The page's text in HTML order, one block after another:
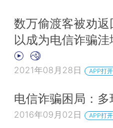
数万偷渡客被劝
以成为电信诈骗
2021年08月28日 APP打开
电信诈骗困局：
2016年09月02日 APP打开